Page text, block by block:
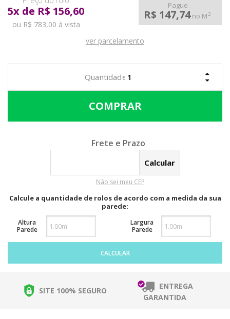
5x de R$ 156,60
ou R$ 783,00 à vista
Pague
R$ 147,74no M2
ver parcelamento
Calcular o Frete
Não sei meu CEP
Calcule a quantidade de rolos de acordo com a medida da sua
parede:
Altura
Parede
Largura
Parede
CALCULAR
SITE 100% SEGURO
ENTREGA
GARANTIDA